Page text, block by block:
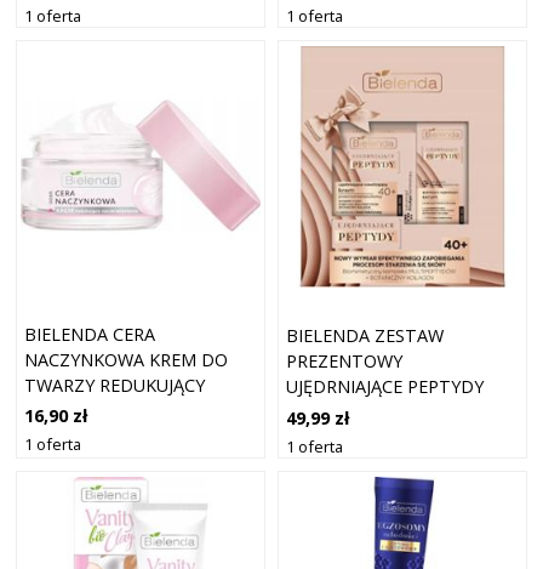
1 oferta 1 oferta
BIELENDA CERA
NACZYNKOWA KREM DO
TWARZY REDUKUJĄCY
ZACZERWIENIENIA 50ML
16,90 zł
1 oferta
BIELENDA ZESTAW
PREZENTOWY
UJĘDRNIAJĄCE PEPTYDY
KREM 40+ SERUM
WYGŁADZAJĄCE
49,99 zł
1 oferta